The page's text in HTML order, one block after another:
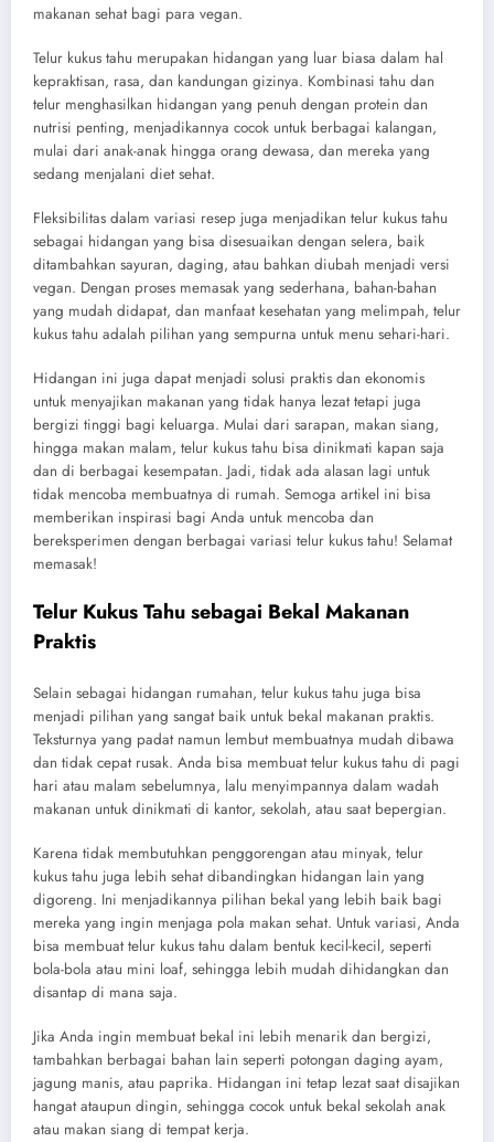
makanan sehat bagi para vegan.
Telur kukus tahu merupakan hidangan yang luar biasa dalam hal
kepraktisan, rasa, dan kandungan gizinya. Kombinasi tahu dan
telur menghasilkan hidangan yang penuh dengan protein dan
nutrisi penting, menjadikannya cocok untuk berbagai kalangan,
mulai dari anak-anak hingga orang dewasa, dan mereka yang
sedang menjalani diet sehat.
Fleksibilitas dalam variasi resep juga menjadikan telur kukus tahu
sebagai hidangan yang bisa disesuaikan dengan selera, baik
ditambahkan sayuran, daging, atau bahkan diubah menjadi versi
vegan. Dengan proses memasak yang sederhana, bahan-bahan
yang mudah didapat, dan manfaat kesehatan yang melimpah, telur
kukus tahu adalah pilihan yang sempurna untuk menu sehari-hari.
Hidangan ini juga dapat menjadi solusi praktis dan ekonomis
untuk menyajikan makanan yang tidak hanya lezat tetapi juga
bergizi tinggi bagi keluarga. Mulai dari sarapan, makan siang,
hingga makan malam, telur kukus tahu bisa dinikmati kapan saja
dan di berbagai kesempatan. Jadi, tidak ada alasan lagi untuk
tidak mencoba membuatnya di rumah. Semoga artikel ini bisa
memberikan inspirasi bagi Anda untuk mencoba dan
bereksperimen dengan berbagai variasi telur kukus tahu! Selamat
memasak!
Telur Kukus Tahu sebagai Bekal Makanan
Praktis
Selain sebagai hidangan rumahan, telur kukus tahu juga bisa
menjadi pilihan yang sangat baik untuk bekal makanan praktis.
Teksturnya yang padat namun lembut membuatnya mudah dibawa
dan tidak cepat rusak. Anda bisa membuat telur kukus tahu di pagi
hari atau malam sebelumnya, lalu menyimpannya dalam wadah
makanan untuk dinikmati di kantor, sekolah, atau saat bepergian.
Karena tidak membutuhkan penggorengan atau minyak, telur
kukus tahu juga lebih sehat dibandingkan hidangan lain yang
digoreng. Ini menjadikannya pilihan bekal yang lebih baik bagi
mereka yang ingin menjaga pola makan sehat. Untuk variasi, Anda
bisa membuat telur kukus tahu dalam bentuk kecil-kecil, seperti
bola-bola atau mini loaf, sehingga lebih mudah dihidangkan dan
disantap di mana saja.
Jika Anda ingin membuat bekal ini lebih menarik dan bergizi,
tambahkan berbagai bahan lain seperti potongan daging ayam,
jagung manis, atau paprika. Hidangan ini tetap lezat saat disajikan
hangat ataupun dingin, sehingga cocok untuk bekal sekolah anak
atau makan siang di tempat kerja.